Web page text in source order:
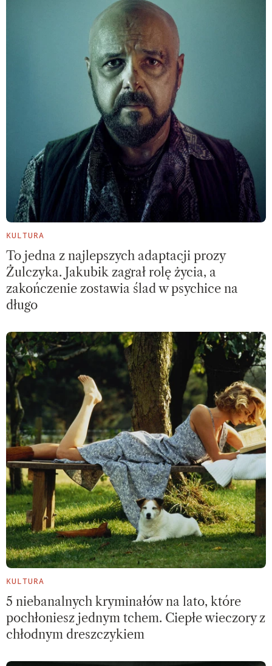
KULTURA
To jedna z najlepszych adaptacji prozy
Żulczyka. Jakubik zagrał rolę życia, a
zakończenie zostawia ślad w psychice na
długo
KULTURA
5 niebanalnych kryminałów na lato, które
pochłoniesz jednym tchem. Ciepłe wieczory z
chłodnym dreszczykiem